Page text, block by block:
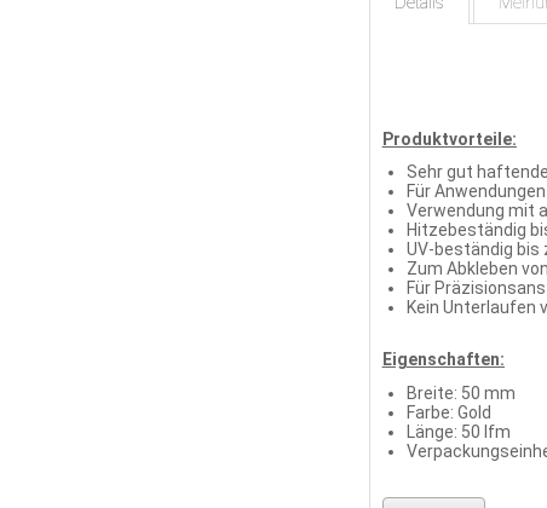
Produktvorteile:
Sehr gut
Für
Verwendung mit
Hitzebeständig
UV-beständig bis
Zum Abkleben
Für
Kein Unterlaufen
Eigenschaften:
Breite: 50 mm
Farbe: Gold
Länge: 50 lfm